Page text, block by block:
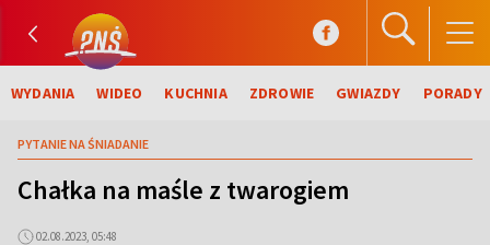
WYDANIA WIDEO KUCHNIA ZDROWIE GWIAZDY PORADY
PYTANIE NA ŚNIADANIE
Chałka na maśle z twarogiem
02.08.2023, 05:48